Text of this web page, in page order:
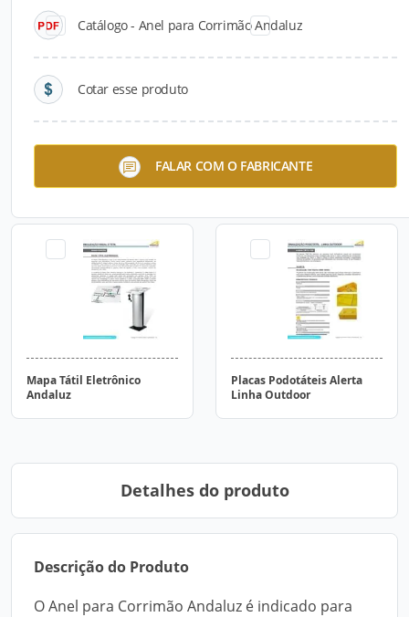
Catálogo - Anel para Corrimão Andaluz
Cotar esse produto
FALAR COM O FABRICANTE
Elementos Podotáteis
Linha Metálicos e Poliéster
Direcionais
Mapa Tátil Eletrônico
Andaluz
Placas Podotáteis Alerta
Linha Outdoor
Detalhes do produto
Descrição do Produto
O Anel para Corrimão Andaluz é indicado para